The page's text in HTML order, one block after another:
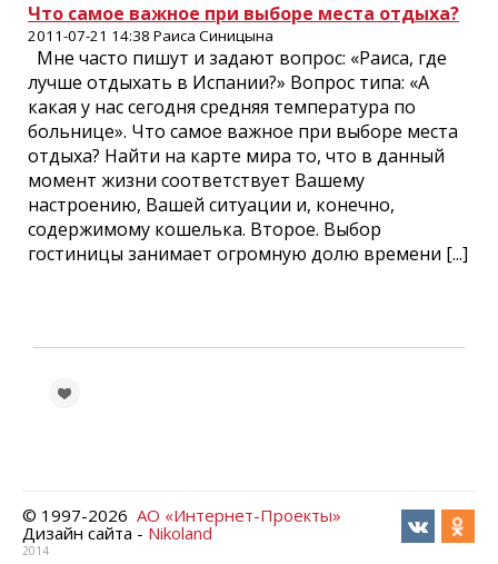
Что самое важное при выборе места отдыха?
2011-07-21 14:38 Раиса Синицына
Мне часто пишут и задают вопрос: «Раиса, где
лучше отдыхать в Испании?» Вопрос типа: «А
какая у нас сегодня средняя температурa по
больнице». Что самое важное при выборе места
отдыха? Найти на карте мира то, что в данный
момент жизни соответствует Вашему
настроению, Вашей ситуации и, конечно,
содержимому кошелька. Второе. Выбор
гостиницы занимает огромную долю времени [...]
© 1997-2026 АО «Интернет-Проекты»
Дизайн сайта - Nikoland
2014